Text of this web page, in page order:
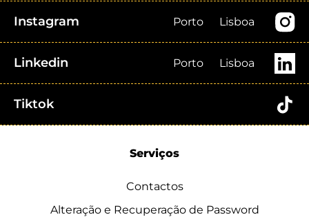
Instagram Porto Lisboa
Linkedin Porto Lisboa
Tiktok
Serviços
Contactos
Alteração e Recuperação de Password